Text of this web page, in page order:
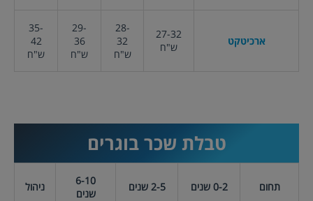
ארכיטקט
27-32
ש"ח
28-
32
ש"ח
29-
36
ש"ח
35-
42
ש"ח
טבלת שכרבוגרים
תחום 0-2 שנים 2-5 שנים
6-10
שנים
ניהול